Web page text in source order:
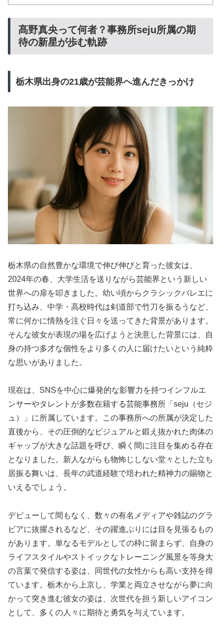
髙野真央って何者？事務所seju所属の期
待の新星が歩む軌跡
栃木県出身の21歳が芸能界へ進んだきっかけ
栃木県の自然豊かな環境で伸び伸びと育った彼女は、
2024年の春、大学生活を送りながら芸能界という新しい
世界への扉を叩きました。幼い頃からクラシックバレエに
打ち込み、中学・高校時代は剣道部で竹刀を振るうなど、
常に何かに情熱を注ぐ日々を送ってきた背景があります。
そんな彼女が表現の場を広げようと決意した背景には、自
身の持つ多才な個性をより多くの人に届けたいという純粋
な思いがありました。
現在は、SNSを中心に爆発的な影響力を持つインフルエ
ンサーやタレントが多数在籍する芸能事務所「seju（セジ
ュ）」に所属しています。この事務所への所属が決定した
直後から、その圧倒的なビジュアルと鍛え抜かれた肉体の
ギャップが大きな話題を呼び、瞬く間に注目を集める存在
となりました。新人ながらも物怖じしない堂々とした立ち
居振る舞いは、長年の武道経験で培われた精神力の賜物と
いえるでしょう。
デビューして間もなく、数々の有名メディアや雑誌のグラ
ビアに抜擢されるなど、その躍進ぶりには目を見張るもの
があります。単なるモデルとしての枠に留まらず、自身の
ライフスタイルやストイックなトレーニング風景を等身大
の言葉で発信する姿は、同世代の女性からも高い支持を得
ています。栃木から上京し、学業と両立させながら夢に向
かって突き進む彼女の姿は、次世代を担う新しいアイコン
として、多くの人々に期待と勇気を与えています。